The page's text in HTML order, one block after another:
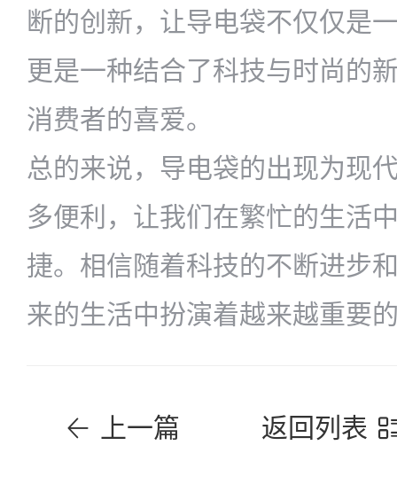
断的创新，让导电袋不仅仅是
更是一种结合了科技与时尚的
消费者的喜爱。
总的来说，导电袋的出现为现
多便利，让我们在繁忙的生活
捷。相信随着科技的不断进步
来的生活中扮演着越来越重要
上一篇 返回列表